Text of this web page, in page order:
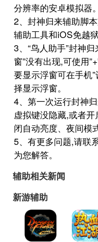
分辨率的安卓模拟器。
2、封神归来辅助脚
辅助工具和iOS免越狱
3、“鸟人助手”封神
窗”没有出现,可使用
要显示浮窗可在手机
择显示浮窗。
4、第一次运行封神
虚拟键没隐藏,或者
闭自动亮度、夜间模
5、有更多问题,请联
为您解答。
辅助相关新闻
新游辅助